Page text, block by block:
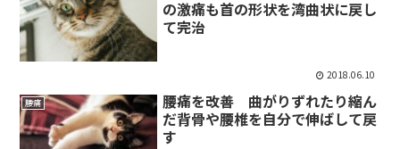
の激痛も首の形状を湾曲状に戻し
て完治
2018.06.10
腰痛
腰痛を改善 曲がりずれたり縮ん
だ背骨や腰椎を自分で伸ばして戻
す